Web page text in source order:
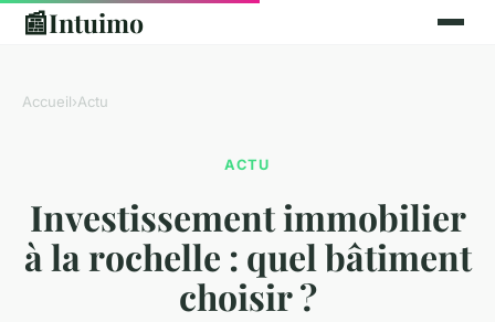
📰Intuimo
Accueil›Actu
ACTU
Investissement immobilier
à la rochelle : quel bâtiment
choisir ?